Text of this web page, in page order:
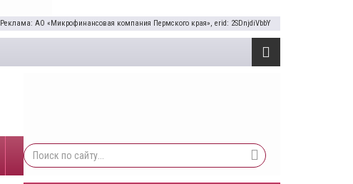
Реклама: АО «Микрофинансовая компания Пермского края», erid: 2SDnjdiVbbY